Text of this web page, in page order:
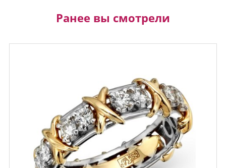
Ранее вы смотрели